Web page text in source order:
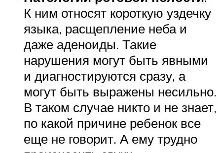
К ним относят короткую уздечку
языка, расщепление неба и
даже аденоиды. Такие
нарушения могут быть явными
и диагностируются сразу, а
могут быть выражены несильно.
В таком случае никто и не знает,
по какой причине ребенок все
еще не говорит. А ему трудно